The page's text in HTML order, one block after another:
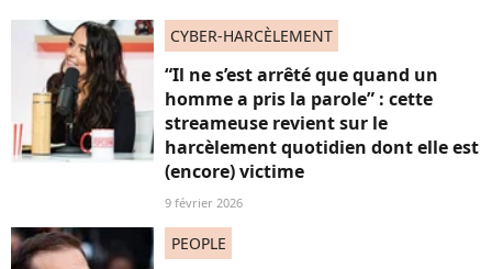
CYBER-HARCÈLEMENT
“Il ne s’est arrêté que quand un
homme a pris la parole” : cette
streameuse revient sur le
harcèlement quotidien dont elle est
(encore) victime
9 février 2026
PEOPLE